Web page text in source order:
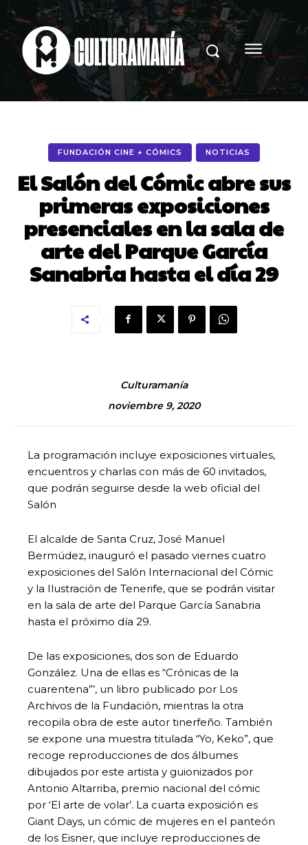
FUNDACIÓN CINE + CÓMICS NOTICIAS
El Salón del Cómic abre sus
primeras exposiciones
presenciales en la sala de
arte del Parque García
Sanabria hasta el día 29
Culturamanía
noviembre 9, 2020
La programación incluye exposiciones virtuales,
encuentros y charlas con más de 60 invitados,
que podrán seguirse desde la web oficial del
Salón
El alcalde de Santa Cruz, José Manuel
Bermúdez, inauguró el pasado viernes cuatro
exposiciones del Salón Internacional del Cómic
y la Ilustración de Tenerife, que se podrán visitar
en la sala de arte del Parque García Sanabria
hasta el próximo día 29.
De las exposiciones, dos son de Eduardo
González. Una de ellas es “Crónicas de la
cuarentena”’, un libro publicado por Los
Archivos de la Fundación, mientras la otra
recopila obra de este autor tinerfeño. También
se expone una muestra titulada “Yo, Keko”, que
recoge reproducciones de dos álbumes
dibujados por este artista y guionizados por
Antonio Altarriba, premio nacional del cómic
por ‘El arte de volar’. La cuarta exposición es
Giant Days, un cómic de mujeres en el panteón
de los Eisner, que incluye reproducciones de